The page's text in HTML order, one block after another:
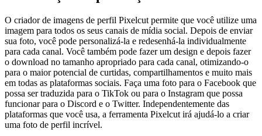
O criador de imagens de perfil Pixelcut permite que você utilize uma
imagem para todos os seus canais de mídia social. Depois de enviar
sua foto, você pode personalizá-la e redesenhá-la individualmente
para cada canal. Você também pode fazer um design e depois fazer
o download no tamanho apropriado para cada canal, otimizando-o
para o maior potencial de curtidas, compartilhamentos e muito mais
em todas as plataformas sociais. Faça uma foto para o Facebook que
possa ser traduzida para o TikTok ou para o Instagram que possa
funcionar para o Discord e o Twitter. Independentemente das
plataformas que você usa, a ferramenta Pixelcut irá ajudá-lo a criar
uma foto de perfil incrível.